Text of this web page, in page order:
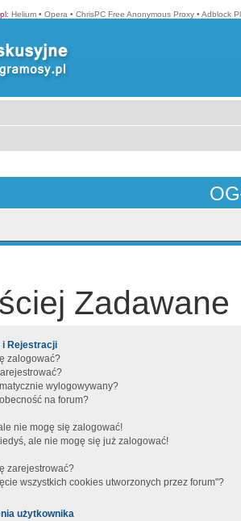
: Helium • Opera • ChrisPC Free Anonymous Proxy • Adblock
Zadawane
i Rejestracji
zalogować?
wylogowywany?
na forum?
nie mogę się zalogować!
ale nie mogę się już zalogować!
zarejestrować?
wszystkich cookies utworzonych przez forum"?
użytkownika